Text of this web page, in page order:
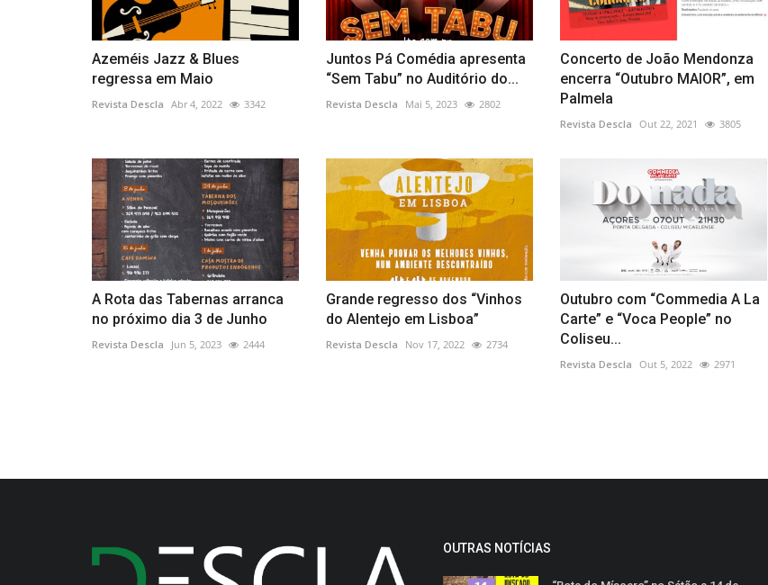
Azeméis Jazz & Blues
regressa em Maio
Revista Descla Abr 4, 2022 3342
Juntos Pá Comédia apresenta
“Sem Tabu” no Auditório do...
Revista Descla Mai 5, 2023 2802
Concerto de João Mendonza
encerra “Outubro MAIOR”, em
Palmela
Revista Descla Out 22, 2021 3805
A Rota das Tabernas arranca
no próximo dia 3 de Junho
Revista Descla Jun 5, 2023 2444
Grande regresso dos “Vinhos
do Alentejo em Lisboa”
Revista Descla Nov 17, 2022 2734
Outubro com “Commedia A La
Carte” e “Voca People” no
Coliseu...
Revista Descla Out 5, 2022 2971
OUTRAS NOTÍCIAS